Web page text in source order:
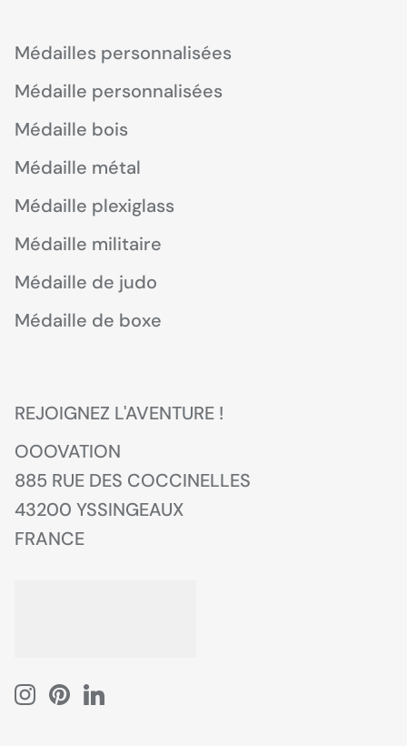
Médailles personnalisées
Médaille personnalisées
Médaille bois
Médaille métal
Médaille plexiglass
Médaille militaire
Médaille de judo
Médaille de boxe
REJOIGNEZ L'AVENTURE !
OOOVATION
885 RUE DES COCCINELLES
43200 YSSINGEAUX
FRANCE